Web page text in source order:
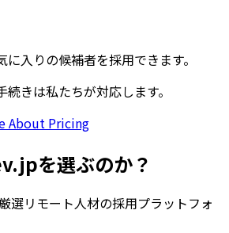
入りの候補者を採用できます。
きは私たちが対応します。
About Pricing
を選ぶのか？
選リモート人材の採用プラットフォ